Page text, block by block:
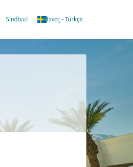
Sindbad İsveç - Türkçe
keyboard_arrow_down